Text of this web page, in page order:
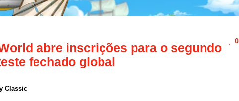
0
abre inscrições para o segundo
fechado global
Classic